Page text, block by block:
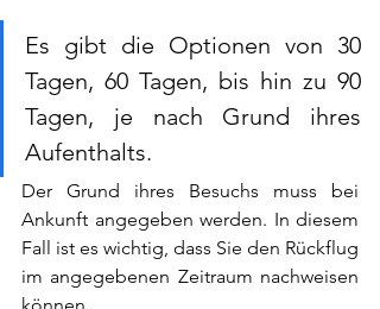
Es gibt die Optionen von 30
Tagen, 60 Tagen, bis hin zu 90
Tagen, je nach Grund ihres
Aufenthalts.
Der Grund ihres Besuchs muss bei
Ankunft angegeben werden. In diesem
Fall ist es wichtig, dass Sie den Rückflug
im angegebenen Zeitraum nachweisen